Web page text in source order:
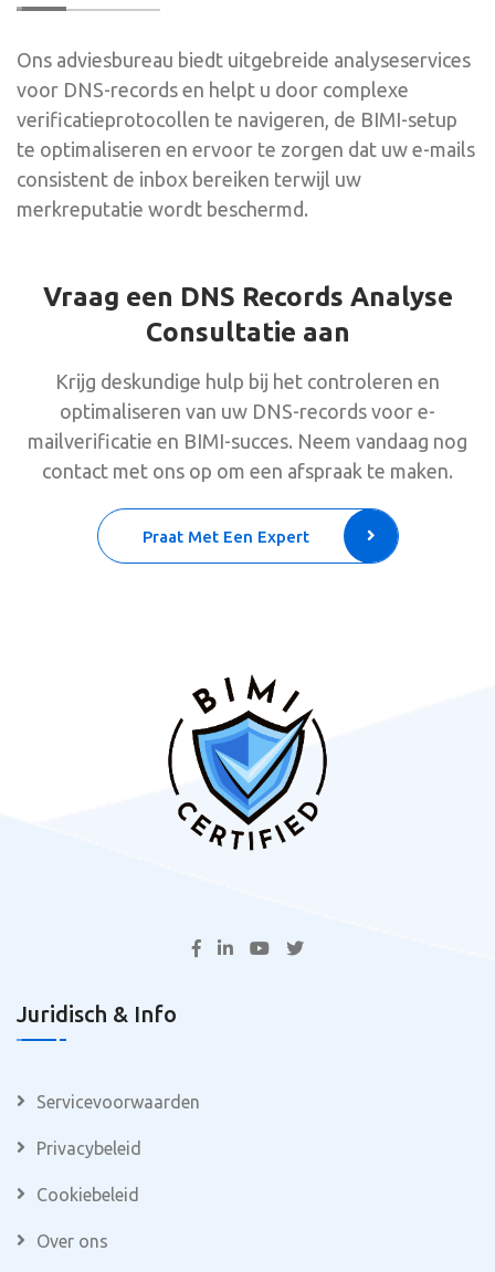
Ons adviesbureau biedt uitgebreide analyseservices
voor DNS-records en helpt u door complexe
verificatieprotocollen te navigeren, de BIMI-setup
te optimaliseren en ervoor te zorgen dat uw e-mails
consistent de inbox bereiken terwijl uw
merkreputatie wordt beschermd.
Vraag een DNS Records Analyse
Consultatie aan
Krijg deskundige hulp bij het controleren en
optimaliseren van uw DNS-records voor e-
mailverificatie en BIMI-succes. Neem vandaag nog
contact met ons op om een afspraak te maken.
Praat Met Een Expert
Juridisch & Info
Servicevoorwaarden
Privacybeleid
Cookiebeleid
Over ons